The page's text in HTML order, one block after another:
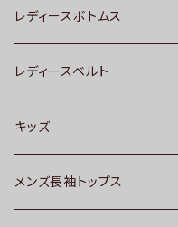
レディースボトムス
レディースベルト
キッズ
メンズ長袖トップス